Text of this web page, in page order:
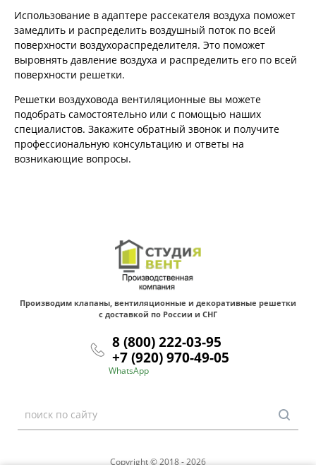
Использование в адаптере рассекателя воздуха поможет
замедлить и распределить воздушный поток по всей
поверхности воздухораспределителя. Это поможет
выровнять давление воздуха и распределить его по всей
поверхности решетки.
Решетки воздуховода вентиляционные вы можете
подобрать самостоятельно или с помощью наших
специалистов. Закажите обратный звонок и получите
профессиональную консультацию и ответы на
возникающие вопросы.
Производим клапаны, вентиляционные и декоративные решетки
с доставкой по России и СНГ
WhatsApp
8 (800) 222-03-95
+7 (920) 970-49-05
Copyright © 2018 - 2026